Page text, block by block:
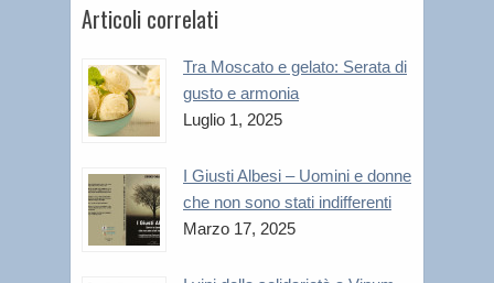
Articoli correlati
Tra Moscato e gelato: Serata di
gusto e armonia
Luglio 1, 2025
I Giusti Albesi – Uomini e donne
che non sono stati indifferenti
Marzo 17, 2025